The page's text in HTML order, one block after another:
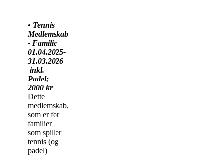
• Tennis
Medlemskab
- Familie
01.04.2025-
31.03.2026
inkl.
Padel;
2000 kr
Dette
medlemskab,
som er for
familier
som spiller
tennis (og
padel)